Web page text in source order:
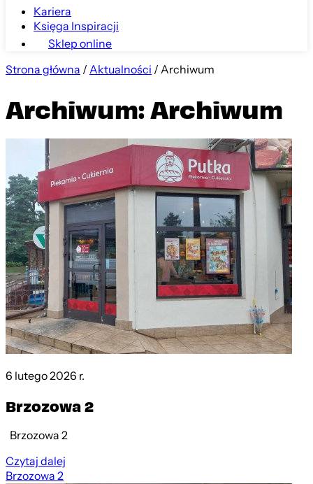
Kariera
Księga Inspiracji
Sklep online
Strona główna /Aktualności /Archiwum
Archiwum: Archiwum
6 lutego 2026 r.
Brzozowa 2
Brzozowa 2
Czytaj dalej
Brzozowa 2